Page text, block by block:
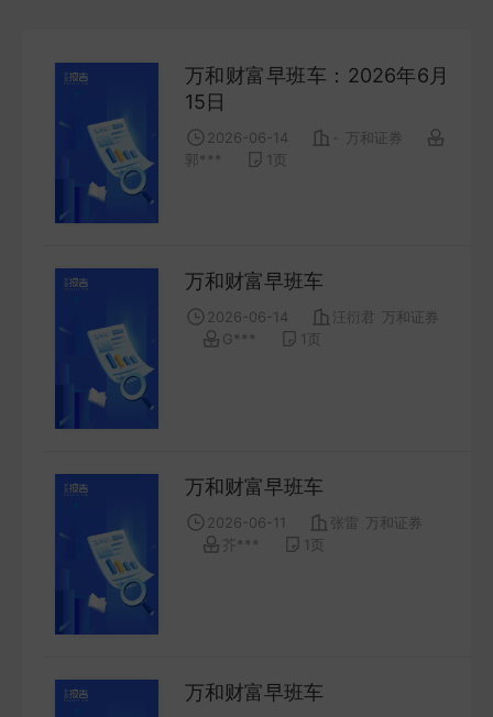
公司研究
COMPANY
宏观策略
STRATEGY
会议纪要
MINUTES
ANNUALS
招股书
期货研究
FUTURES
金工量化
万和财富早班车：2026年6月
15日
2026-06-14
万和证券
郭***
1 页
万和财富早班车
2026-06-14 汪衍君
万和证券
G***
1 页
万和财富早班车
2026-06-11 张雷
万和证券
芥***
1 页
万和财富早班车